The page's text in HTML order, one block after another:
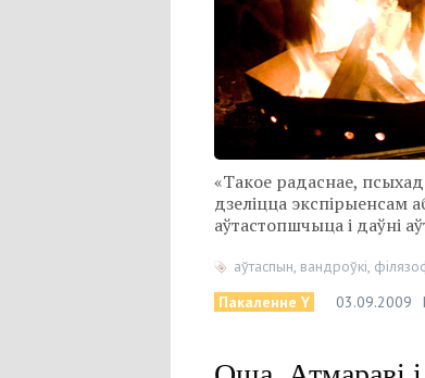
«Такое радаснае,
дзеліцца экспірыенсам
аўтастопшчыца і даўні
аўтаспын, вандроўкі,
Пакаленне Y
03.09.2009